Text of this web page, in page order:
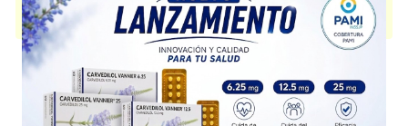
comoHidratante Nutriente dérmico. Es producido porBiosintex Retaily
cuenta con 1 presentación disponible.
Explorar más
Otros productos conaloe vera+asoc.
Otros productos deBiosintex Retail